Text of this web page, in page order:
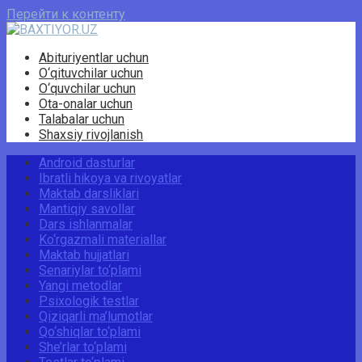
Перейти к контенту
Abituriyentlar uchun
O‘qituvchilar uchun
O‘quvchilar uchun
Ota-onalar uchun
Talabalar uchun
Shaxsiy rivojlanish
Android dasturlar
Ibratli hikoya va rivoyatlar
Maktab darsliklari
Mantiqiy savollar
Dars ishlanmalar
Ko‘rgazmali materiallar
Maktab hujjatlari
Senariylar to‘plami
Yangi metodlar
Psixologik testlar
Qiziqarli ma’lumotlar
Qo‘shiqlar to‘plami
She’rlar to‘plami